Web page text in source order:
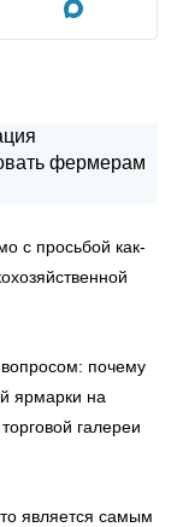
с просьбой как-
почему
ярмарки на
галереи
является самым